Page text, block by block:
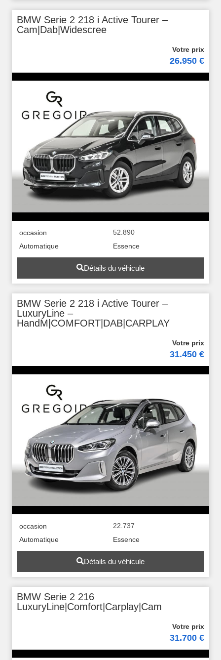
BMW Serie 2 218 i Active Tourer –
Cam|Dab|Widescree
26.950 €
occasion
52.890
Automatique
Essence
Détails du véhicule
BMW Serie 2 218 i Active Tourer –
LuxuryLine –
HandM|COMFORT|DAB|CARPLAY
31.450 €
occasion
22.737
Automatique
Essence
Détails du véhicule
BMW Serie 2 216
LuxuryLine|Comfort|Carplay|Cam
31.700 €